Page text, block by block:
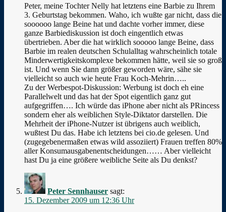
Peter, meine Tochter Nelly hat letztens eine Barbie zu Ihrem
3. Geburtstag bekommen. Waho, ich wußte gar nicht, dass die
soooooo lange Beine hat und dachte vorher immer, diese
ganze Barbiediskussion ist doch eingentlich etwas
übertrieben. Aber die hat wirklich sooooo lange Beine, dass
Barbie im realen deutschen Schulalltag wahrscheinlich totale
Minderwertigkeitskomplexe bekommen hätte, weil sie so groß
ist. Und wenn Sie dann größer geworden wäre, sähe sie
vielleicht so auch wie heute Frau Koch-Mehrin…..
Zu der Werbespot-Diskussion: Werbung ist doch eh eine
Parallelwelt und das hat der Spot eigentlich ganz gut
aufgegriffen…. Ich würde das iPhone aber nicht als PRincess
sondern eher als weiblichen Style-Diktator darstellen. Die
Mehrheit der iPhone-Nutzer ist übrigens auch weiblich,
wußtest Du das. Habe ich letztens bei cio.de gelesen. Und
(zugegebenermaßen etwas wild assoziiert) Frauen treffen 80%
aller Konsumausgabenentscheidungen…… Aber vielleicht
hast Du ja eine größere weibliche Seite als Du denkst?
Peter Sennhauser sagt:
15. Dezember 2009 um 12:36 Uhr